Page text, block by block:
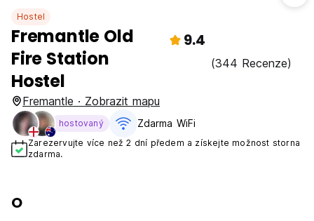
Hostel
Fremantle Old
Fire Station
Hostel
9.4
(344 Recenze)
Fremantle · Zobrazit mapu
hostovaný Zdarma WiFi
Zarezervujte více než 2 dní předem a získejte možnost storna
zdarma.
O